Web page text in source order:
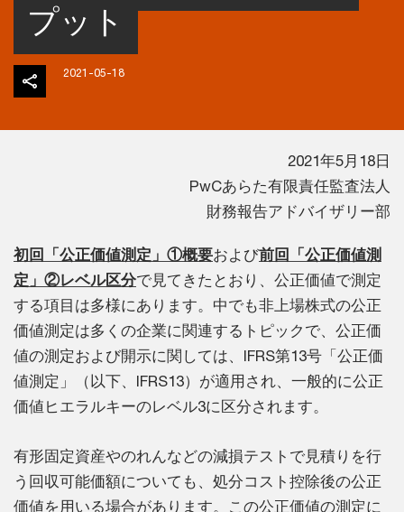
プット
2021-05-18
2021年5月18日
PwCあらた有限責任監査法人
財務報告アドバイザリー部
初回「公正価値測定」①概要および前回「公正価値測
定」②レベル区分で見てきたとおり、公正価値で測定
する項目は多様にあります。中でも非上場株式の公正
価値測定は多くの企業に関連するトピックで、公正価
値の測定および開示に関しては、IFRS第13号「公正価
値測定」（以下、IFRS13）が適用され、一般的に公正
価値ヒエラルキーのレベル3に区分されます。
有形固定資産やのれんなどの減損テストで見積りを行
う回収可能価額についても、処分コスト控除後の公正
価値を用いる場合があります。この公正価値の測定に